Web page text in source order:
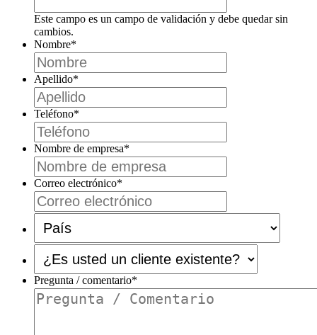
Este campo es un campo de validación y debe quedar sin
cambios.
Nombre*
Apellido*
Teléfono*
Nombre de empresa*
Correo electrónico*
País*
¿Es
usted
un
cliente
existente?
*
Pregunta / comentario*